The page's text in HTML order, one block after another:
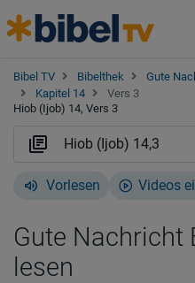
Bibel TV Bibelthek Gute
Kapitel 14
Vers 3
Hiob (Ijob) 14, Vers 3
Vorlesen Videos
Gute Nachricht
lesen